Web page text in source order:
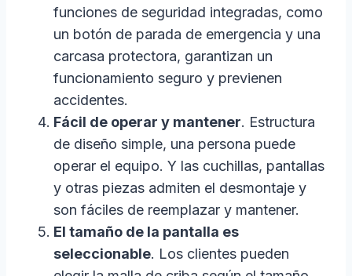
funciones de seguridad integradas, como
un botón de parada de emergencia y una
carcasa protectora, garantizan un
funcionamiento seguro y previenen
accidentes.
Fácil de operar y mantener. Estructura
de diseño simple, una persona puede
operar el equipo. Y las cuchillas, pantallas
y otras piezas admiten el desmontaje y
son fáciles de reemplazar y mantener.
El tamaño de la pantalla es
seleccionable. Los clientes pueden